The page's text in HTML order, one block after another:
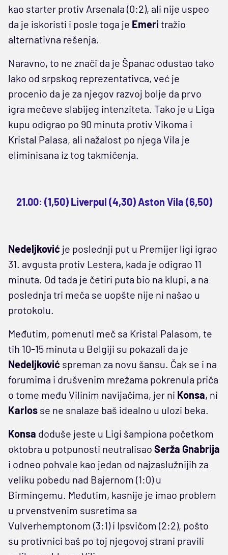
kao starter protiv Arsenala (0:2), ali nije uspeo
da je iskoristi i posle toga je Emeri tražio
alternativna rešenja.
Naravno, to ne znači da je Španac odustao tako
lako od srpskog reprezentativca, već je
procenio da je za njegov razvoj bolje da prvo
igra mečeve slabijeg intenziteta. Tako je u Liga
kupu odigrao po 90 minuta protiv Vikoma i
Kristal Palasa, ali nažalost po njega Vila je
eliminisana iz tog takmičenja.
21.00: (1,50) Liverpul (4,30) Aston Vila (6,50)
Nedeljković je poslednji put u Premijer ligi igrao
31. avgusta protiv Lestera, kada je odigrao 11
minuta. Od tada je četiri puta bio na klupi, a na
poslednja tri meča se uopšte nije ni našao u
protokolu.
Međutim, pomenuti meč sa Kristal Palasom, te
tih 10-15 minuta u Belgiji su pokazali da je
Nedeljković spreman za novu šansu. Čak se i na
forumima i drušvenim mrežama pokrenula priča
o tome među Vilinim navijačima, jer ni Konsa, ni
Karlos se ne snalaze baš idealno u ulozi beka.
Konsa doduše jeste u Ligi šampiona početkom
oktobra u potpunosti neutralisao Serža Gnabrija
i odneo pohvale kao jedan od najzaslužnijih za
veliku pobedu nad Bajernom (1:0) u
Birmingemu. Međutim, kasnije je imao problem
u prvenstvenim susretima sa
Vulverhemptonom (3:1) i Ipsvičom (2:2), pošto
su protivnici baš po toj njegovoj strani pravili